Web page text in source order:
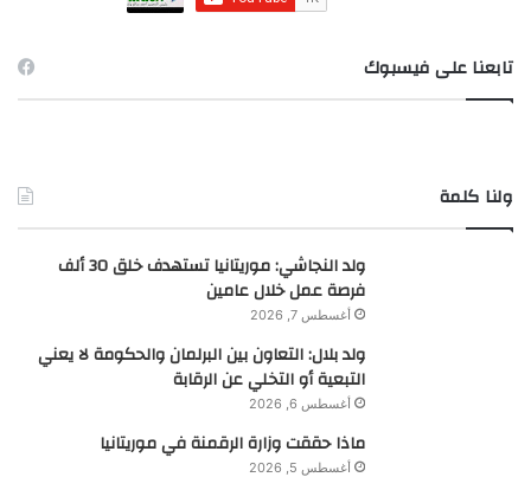
تابعنا على فيسبوك
ولنا كلمة
ولد النجاشي: موريتانيا تستهدف خلق 30 ألف
فرصة عمل خلال عامين
أغسطس 7, 2026
ولد بلال: التعاون بين البرلمان والحكومة لا يعني
التبعية أو التخلي عن الرقابة
أغسطس 6, 2026
ماذا حققت وزارة الرقمنة في موريتانيا
أغسطس 5, 2026